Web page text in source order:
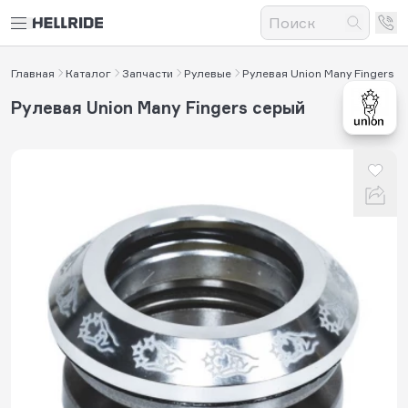
Главная Каталог Запчасти Рулевые Рулевая Union Many Fingers
Рулевая Union Many Fingers серый